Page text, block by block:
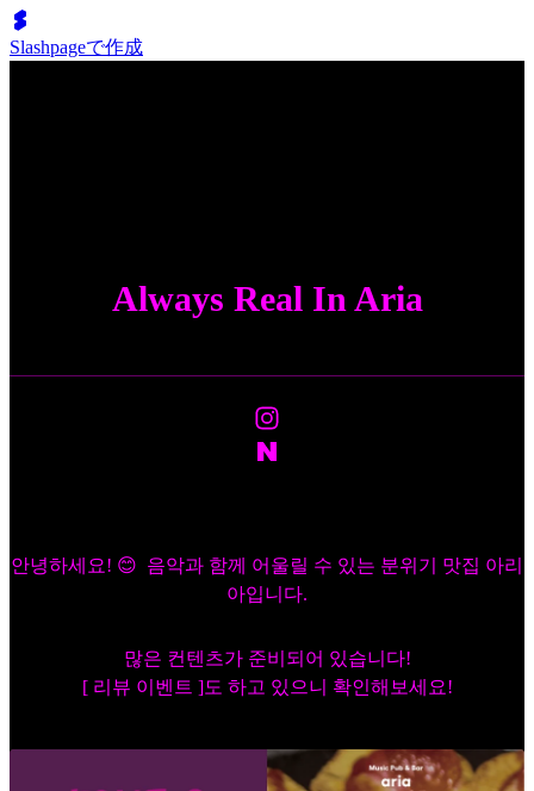
Slashpageで作成
Always Real In Aria
안녕하세요! 😊 음악과 함께 어울릴 수 있는 분위기 맛집 아리
아입니다.
많은 컨텐츠가 준비되어 있습니다!
[ 리뷰 이벤트 ]도 하고 있으니 확인해보세요!